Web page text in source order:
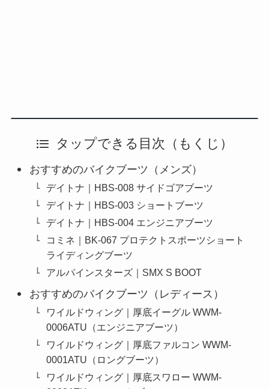
タップできる目次（もくじ）
おすすめのバイクブーツ（メンズ）
デイトナ｜HBS-008 サイドゴアブーツ
デイトナ｜HBS-003 ショートブーツ
デイトナ｜HBS-004 エンジニアブーツ
コミネ｜BK-067 プロテクトスポーツショート
ライディングブーツ
アルパインスターズ｜SMX S BOOT
おすすめのバイクブーツ（レディース）
ワイルドウィング｜厚底イーグル WWM-
0006ATU（エンジニアブーツ）
ワイルドウィング｜厚底ファルコン WWM-
0001ATU（ロングブーツ）
ワイルドウィング｜厚底スワロー WWM-